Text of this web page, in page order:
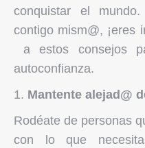
conquistar el
contigo mism@, ¡eres
a estos consejos
autoconfianza.
Mantente alejad@
Rodéate de personas
con lo que